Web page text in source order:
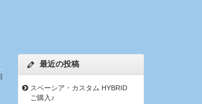
最近の投稿
スペーシア・カスタム HYBRID
ご購入♪